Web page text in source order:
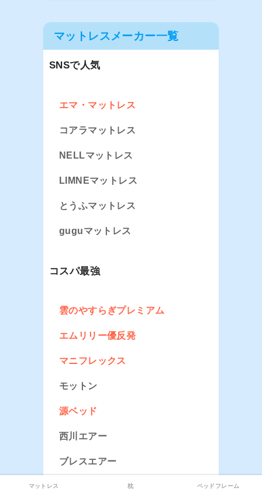
マットレスメーカー一覧
SNSで人気
エマ・マットレス
コアラマットレス
NELLマットレス
LIMNEマットレス
とうふマットレス
guguマットレス
コスパ最強
雲のやすらぎプレミアム
エムリリー優反発
マニフレックス
モットン
源ベッド
西川エアー
ブレスエアー
スリープマジック
マットレス 枕 ベッドフレーム